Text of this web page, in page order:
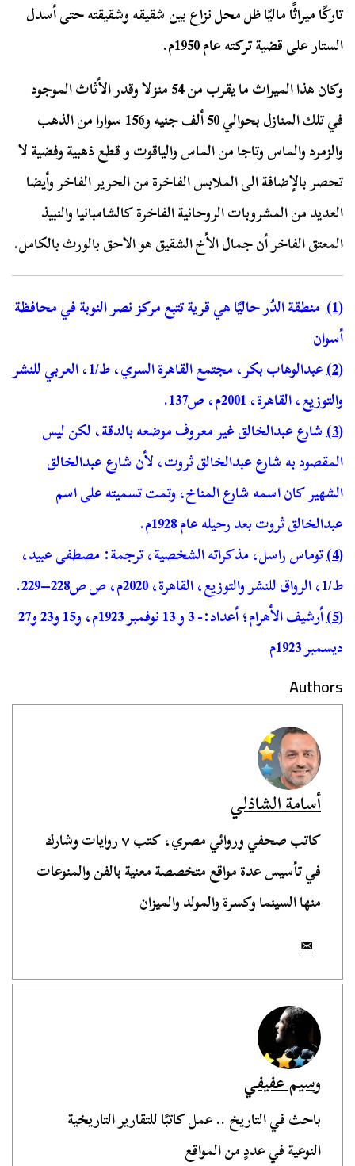
تاركًا ميراثًا ماليًا ظل محل نزاع بين شقيقه وشقيقته حتى أسدل
الستار على قضية تركته عام 1950م.
وكان هذا الميراث ما يقرب من 54 منزلا وقدر الأثاث الموجود
في تلك المنازل بحوالي 50 ألف جنيه و156 سوارا من الذهب
والزمرد والماس وتاجا من الماس والياقوت و قطع ذهبية وفضية لا
تحصر بالإضافة الى الملابس الفاخرة من الحرير الفاخر وأيضا
العديد من المشروبات الروحانية الفاخرة كالشامبانيا والنبيذ
المعتق الفاخر أن جمال الأخ الشقيق هو الاحق بالورث بالكامل.
(1)
منطقة الدُر حاليًا هي قرية تتبع مركز نصر النوبة في محافظة
أسوان
(2)
عبدالوهاب بكر، مجتمع القاهرة السري، ط/1، العربي للنشر
والتوزيع، القاهرة، 2001م، ص137.
(3) شارع عبدالخالق غير معروف موضعه بالدقة، لكن ليس
المقصود به شارع عبدالخالق ثروت، لأن شارع عبدالخالق
الشهير كان اسمه شارع المناخ، وتمت تسميته على اسم
عبدالخالق ثروت بعد رحيله عام 1928م.
(4) توماس راسل، مذكراته الشخصية، ترجمة: مصطفى عبيد،
ط/1، الرواق للنشر والتوزيع، القاهرة، 2020م، ص ص228–229.
(5)
أرشيف الأهرام؛ أعداد:- 3 و 13 نوفمبر 1923م، و15 و23 و27
ديسمبر 1923م
Authors
أسامة الشاذلي
كاتب صحفي وروائي مصري، كتب ٧ روايات وشارك
في تأسيس عدة مواقع متخصصة معنية بالفن والمنوعات
منها السينما وكسرة والمولد والميزان
وسيم عفيفي
باحث في التاريخ .. عمل كاتبًا للتقارير التاريخية
النوعية في عددٍ من المواقع